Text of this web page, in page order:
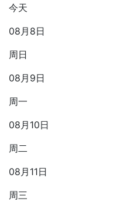
今天
08月8日
周日
08月9日
周一
08月10日
周二
08月11日
周三